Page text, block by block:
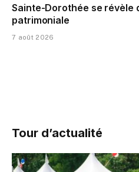
Sainte-Dorothée se révèle
patrimoniale
7 août 2026
Tour d’actualité